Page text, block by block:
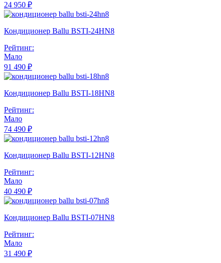
24 950 ₽
Кондиционер Ballu BSTI-24HN8
Рейтинг:
Мало
91 490 ₽
Кондиционер Ballu BSTI-18HN8
Рейтинг:
Мало
74 490 ₽
Кондиционер Ballu BSTI-12HN8
Рейтинг:
Мало
40 490 ₽
Кондиционер Ballu BSTI-07HN8
Рейтинг:
Мало
31 490 ₽